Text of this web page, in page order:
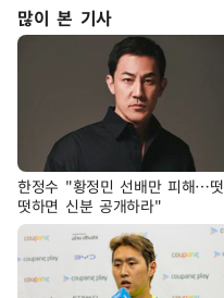
많이 본 기사
한정수 "황정민 선배만 피해…떳
떳하면 신분 공개하라"